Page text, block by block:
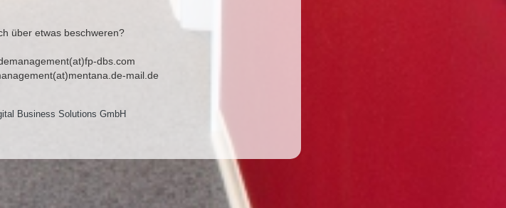
über etwas beschweren?
dbs.com
mail.de
Business Solutions GmbH